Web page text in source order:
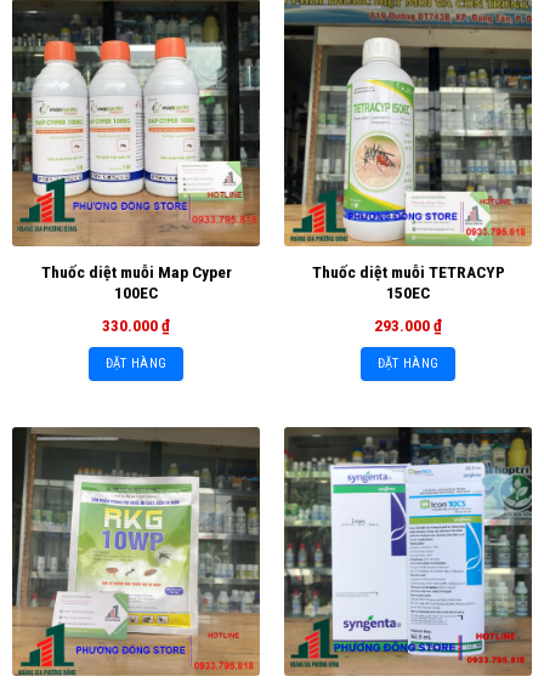
Thuốc diệt muỗi Map Cyper
100EC
330.000₫
ĐẶT HÀNG
Thuốc diệt muỗi TETRACYP
150EC
293.000₫
ĐẶT HÀNG